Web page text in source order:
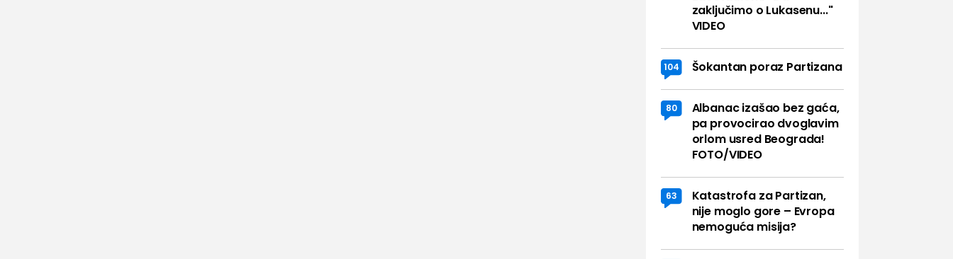
zaključimo o Lukasenu..."
VIDEO
104 Šokantan poraz Partizana
80
Albanac izašao bez gaća,
pa provocirao dvoglavim
orlom usred Beograda!
FOTO/VIDEO
63
Katastrofa za Partizan,
nije moglo gore – Evropa
nemoguća misija?